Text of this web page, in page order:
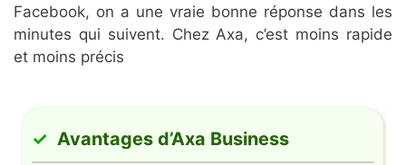
Facebook, on a une vraie bonne réponse dans les
minutes qui suivent. Chez Axa, c’est moins rapide
et moins précis
Avantages d’Axa Business